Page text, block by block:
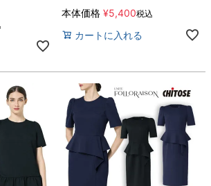
本体価格 ¥5,400税込
カートに入れる